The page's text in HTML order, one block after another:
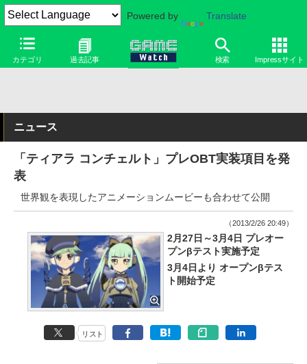
Powered by Translate
カテゴリ 過去記事 検索 Impressサイト
ニュース
「ティアラ コンチェルト」プレOBT実装項目を発
表
世界観を表現したアニメーションムービーも合わせて公開
（2013/2/26 20:49）
2月27日～3月4日 プレオー
プンβテスト実施予定
3月4日より オープンβテス
ト開始予定
リスト